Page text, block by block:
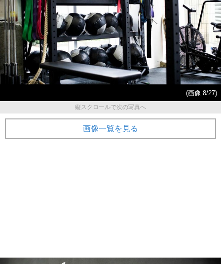
(画像 8/27)
縦スクロールで次の写真へ
画像一覧を見る